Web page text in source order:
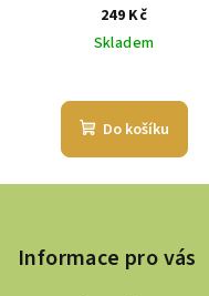
249 Kč
Skladem
Do košíku
Informace pro vás